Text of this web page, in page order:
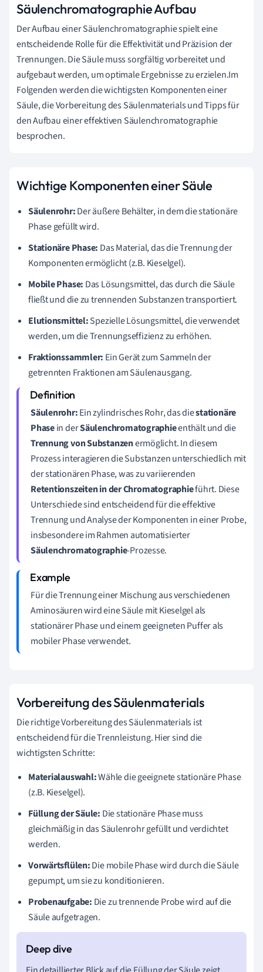
Säulenchromatographie Aufbau
Der Aufbau einer Säulenchromatographie spielt eine
entscheidende Rolle für die Effektivität und Präzision der
Trennungen. Die Säule muss sorgfältig vorbereitet und
aufgebaut werden, um optimale Ergebnisse zu erzielen.Im
Folgenden werden die wichtigsten Komponenten einer
Säule, die Vorbereitung des Säulenmaterials und Tipps für
den Aufbau einer effektiven Säulenchromatographie
besprochen.
Wichtige Komponenten einer Säule
Säulenrohr:Der äußere Behälter, in dem die stationäre
Phase gefüllt wird.
Stationäre Phase: Das Material, das die Trennung der
Komponenten ermöglicht (z.B. Kieselgel).
Mobile Phase: Das Lösungsmittel, das durch die Säule
fließt und die zu trennenden Substanzen transportiert.
Elutionsmittel:Spezielle Lösungsmittel, die verwendet
werden, um die Trennungseffizienz zu erhöhen.
Fraktionssammler: Ein Gerät zum Sammeln der
getrennten Fraktionen am Säulenausgang.
Säulenrohr:Ein zylindrisches Rohr, das diestationäre
Phasein derSäulenchromatographieenthält und die
Trennung von Substanzenermöglicht. In diesem
Prozess interagieren die Substanzen unterschiedlich mit
der stationären Phase, was zu variierenden
Retentionszeiten in der Chromatographieführt. Diese
Unterschiede sind entscheidend für die effektive
Trennung und Analyse der Komponenten in einer Probe,
insbesondere im Rahmen automatisierter
Säulenchromatographie-Prozesse.
Für die Trennung einer Mischung aus verschiedenen
Aminosäuren wird eine Säule mit Kieselgel als
stationärer Phase und einem geeigneten Puffer als
mobiler Phase verwendet.
Vorbereitung des Säulenmaterials
Die richtige Vorbereitung des Säulenmaterials ist
entscheidend für die Trennleistung. Hier sind die
wichtigsten Schritte:
Materialauswahl:Wähle die geeignete stationäre Phase
(z.B. Kieselgel).
Füllung der Säule: Die stationäre Phase muss
gleichmäßig in das Säulenrohr gefüllt und verdichtet
werden.
Vorwärtsflülen:Die mobile Phase wird durch die Säule
gepumpt, um sie zu konditionieren.
Probenaufgabe: Die zu trennende Probe wird auf die
Säule aufgetragen.